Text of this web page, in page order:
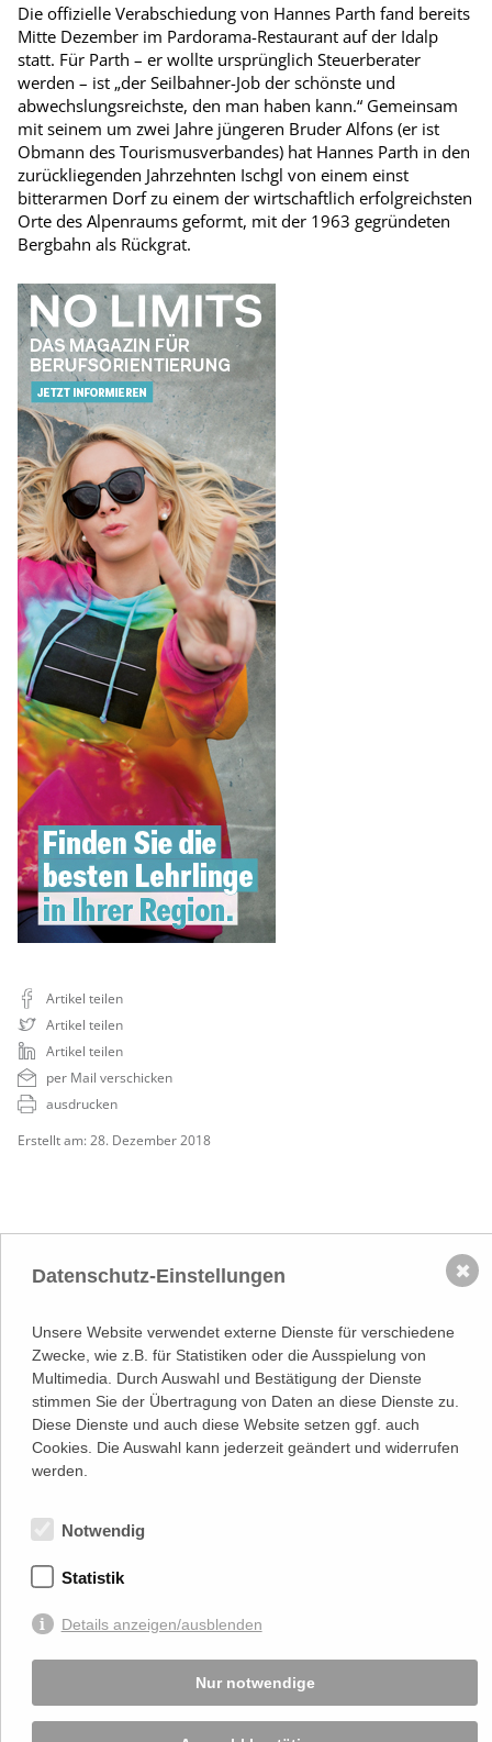
Die offizielle Verabschiedung von Hannes Parth fand bereits
Mitte Dezember im Pardorama-Restaurant auf der Idalp
statt. Für Parth – er wollte ursprünglich Steuerberater
werden – ist „der Seilbahner-Job der schönste und
abwechslungsreichste, den man haben kann.“ Gemeinsam
mit seinem um zwei Jahre jüngeren Bruder Alfons (er ist
Obmann des Tourismusverbandes) hat Hannes Parth in den
zurückliegenden Jahrzehnten Ischgl von einem einst
bitterarmen Dorf zu einem der wirtschaftlich erfolgreichsten
Orte des Alpenraums geformt, mit der 1963 gegründeten
Bergbahn als Rückgrat.
Artikel teilen
Artikel teilen
Artikel teilen
per Mail verschicken
ausdrucken
Erstellt am: 28. Dezember 2018
Österreichischer
Wirtschaftsverlag GmbH
Adresse
Lassallestraße 7a, Unit 5, Top 101-
1
(–>Google Maps)
Von Ihnen bekannt gegebene persönlichen Daten werden zu Marketingzwecken
Datenschutz-Einstellungen
Unsere Website verwendet externe Dienste für verschiedene
Zwecke, wie z.B. für Statistiken oder die Ausspielung von
Multimedia. Durch Auswahl und Bestätigung der Dienste
stimmen Sie der Übertragung von Daten an diese Dienste zu.
Diese Dienste und auch diese Website setzen ggf. auch
Cookies. Die Auswahl kann jederzeit geändert und widerrufen
werden.
Notwendig
Statistik
Details anzeigen/ausblenden
Nur notwendige
✖